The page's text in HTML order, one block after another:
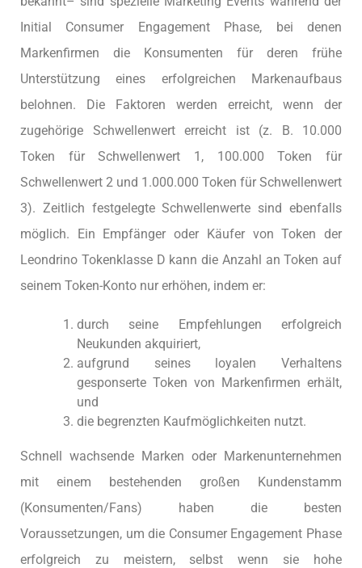
Initial Consumer Engagement Phase, bei denen
Markenfirmen die Konsumenten für deren frühe
Unterstützung eines erfolgreichen Markenaufbaus
belohnen. Die Faktoren werden erreicht, wenn der
zugehörige Schwellenwert erreicht ist (z. B. 10.000
Token für Schwellenwert 1, 100.000 Token für
Schwellenwert 2 und 1.000.000 Token für Schwellenwert
3). Zeitlich festgelegte Schwellenwerte sind ebenfalls
möglich. Ein Empfänger oder Käufer von Token der
Leondrino Tokenklasse D kann die Anzahl an Token auf
seinem Token-Konto nur erhöhen, indem er:
durch seine Empfehlungen erfolgreich
Neukunden akquiriert,
aufgrund seines loyalen Verhaltens
gesponserte Token von Markenfirmen erhält,
und
die begrenzten Kaufmöglichkeiten nutzt.
Schnell wachsende Marken oder Markenunternehmen
mit einem bestehenden großen Kundenstamm
(Konsumenten/Fans) haben die besten
Voraussetzungen, um die Consumer Engagement Phase
erfolgreich zu meistern, selbst wenn sie hohe